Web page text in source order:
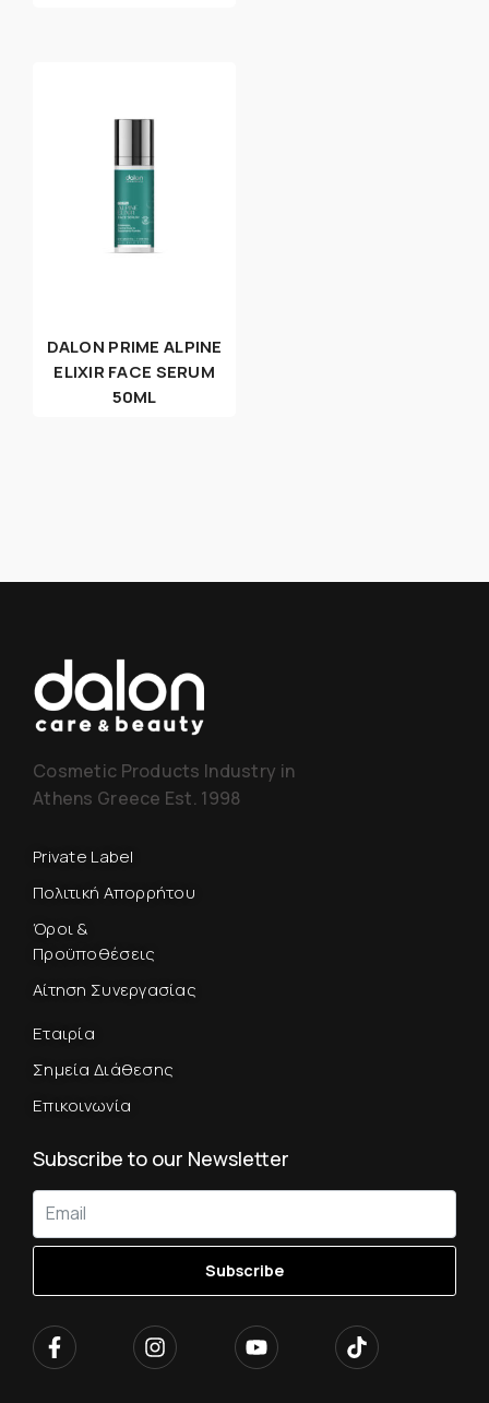
DALON PRIME ALPINE
ELIXIR FACE SERUM
50ML
Cosmetic Products Industry in
Athens Greece Est. 1998
Private Label
Πολιτική Απορρήτου
Όροι &
Προϋποθέσεις
Αίτηση Συνεργασίας
Εταιρία
Σημεία Διάθεσης
Επικοινωνία
Subscribe to our Newsletter
Subscribe